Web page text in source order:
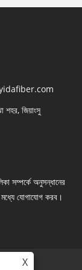
শহর, জিয়াংসু
সম্পর্কে অনুসন্ধানের
যোগাযোগ করব।
X